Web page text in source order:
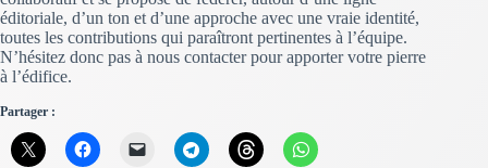
éditoriale, d’un ton et d’une approche avec une vraie identité,
toutes les contributions qui paraîtront pertinentes à l’équipe.
N’hésitez donc pas à nous contacter pour apporter votre pierre
à l’édifice.
Partager :